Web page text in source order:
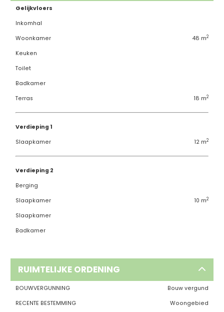
Gelijkvloers
Inkomhal
Woonkamer
48 m2
Keuken
Toilet
Badkamer
Terras
18 m2
Verdieping 1
Slaapkamer
12 m2
Verdieping 2
Berging
Slaapkamer
10 m2
Slaapkamer
Badkamer
RUIMTELIJKE ORDENING
BOUWVERGUNNING
Bouw vergund
RECENTE BESTEMMING
Woongebied